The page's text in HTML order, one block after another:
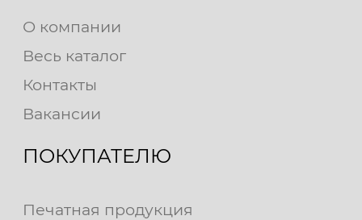
О компании
Весь каталог
Контакты
Вакансии
ПОКУПАТЕЛЮ
Печатная продукция